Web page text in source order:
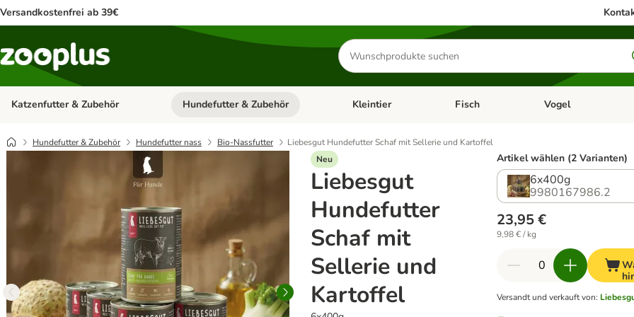
Versandkostenfrei ab 39€
Produkte
suchen
Katzenfutter & Zubehör Kategorie-Menü öffnen: Katzenfutter & Zubehör
Hundefutter & Zubehör Kategorie-Menü öffnen: Hundefutter & Zubehör
Kleintier Kategorie-Menü öffnen: Kleintier
Fisch Kategorie-Menü
Vogel
Hundefutter & Zubehör Hundefutter nass Bio-Nassfutter
Liebesgut Hundefutter Schaf mit Sellerie und Kartoffel
Neu
Liebesgut
Hundefutter
Schaf mit
Sellerie und
Kartoffel
Artikel wählen (2 Varianten)
6x400g
9980167986.2
23,95 €
9,98 € / kg
Versandt und verkauft von: